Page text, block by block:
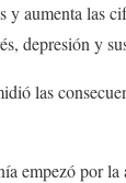
y aumenta las
depresión y
las
empezó por la